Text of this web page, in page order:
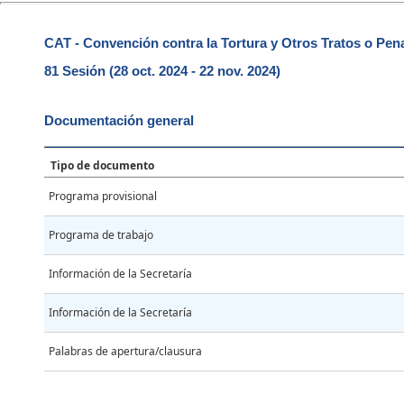
CAT - Convención contra la Tortura y Otros Tratos o
81 Sesión (28 oct. 2024 - 22 nov. 2024)
Documentación general
Tipo de documento
Programa provisional
Programa de trabajo
Información de la Secretaría
Información de la Secretaría
Palabras de apertura/clausura